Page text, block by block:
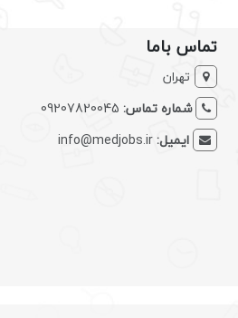
تماس باما
تهران
شماره تماس: 09207820045
ایمیل:info@medjobs.ir